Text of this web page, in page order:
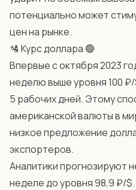
потенциально может
цен на рынке.
🛂 Курс доллара 🟢
Впервые с октября 2023
неделю выше уровня 100 ₽/
5 рабочих дней. Этому
американской валюты в
низкое предложение
экспортеров.
Аналитики прогнозируют
неделе до уровня 98,9 ₽/$.